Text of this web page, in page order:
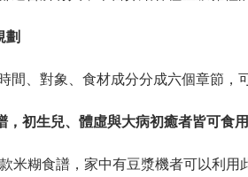
劃
間、對象、食材成分分成六個章節，
，初生兒、體虛與大病初癒者皆可食用
米糊食譜，家中有豆漿機者可以利